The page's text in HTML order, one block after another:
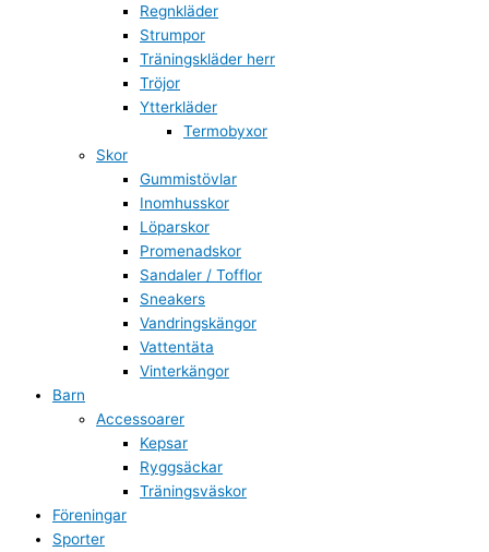
Regnkläder
Strumpor
Träningskläder herr
Tröjor
Ytterkläder
Termobyxor
Skor
Gummistövlar
Inomhusskor
Löparskor
Promenadskor
Sandaler / Tofflor
Sneakers
Vandringskängor
Vattentäta
Vinterkängor
Barn
Accessoarer
Kepsar
Ryggsäckar
Träningsväskor
Föreningar
Sporter